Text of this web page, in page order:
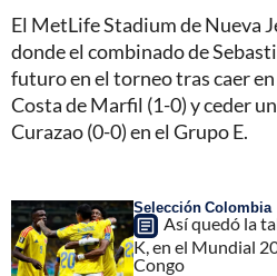
El MetLife Stadium de Nueva
donde el combinado de
futuro en el torneo tras caer
Costa de Marfil (1-0) y ceder
Curazao (0-0) en el Grupo E.
Selección Colombia
Así quedó la
K, en el Mundial
Congo